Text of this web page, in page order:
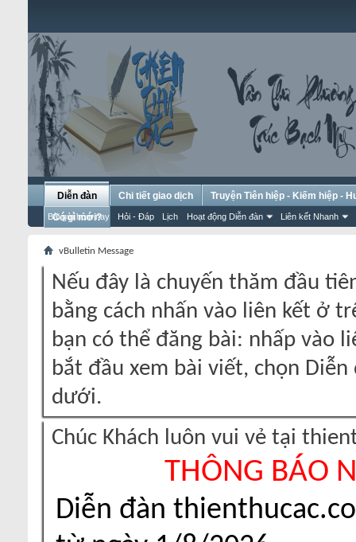
Diễn đàn
Bài gửi hôm nay Hỏi - Đáp Lịch Hoạt động Diễn đàn Liên kết Nhanh
Chi tiết giao dịch
Truyện Tiên hiệp - Kiếm hiệp -
Có gì mới?
vBulletin Message
Nếu đây là chuyến thăm đầu
bằng cách nhấn vào liên kết ở
bạn có thể đăng bài: nhấp vào
bắt đầu xem bài viết, chọn
dưới.
Chúc Khách luôn vui vẻ tại
THÔNG BÁO
Diễn đàn